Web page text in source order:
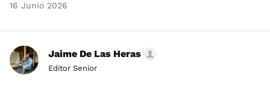
16 Junio 2026
Jaime De Las Heras
Editor Senior